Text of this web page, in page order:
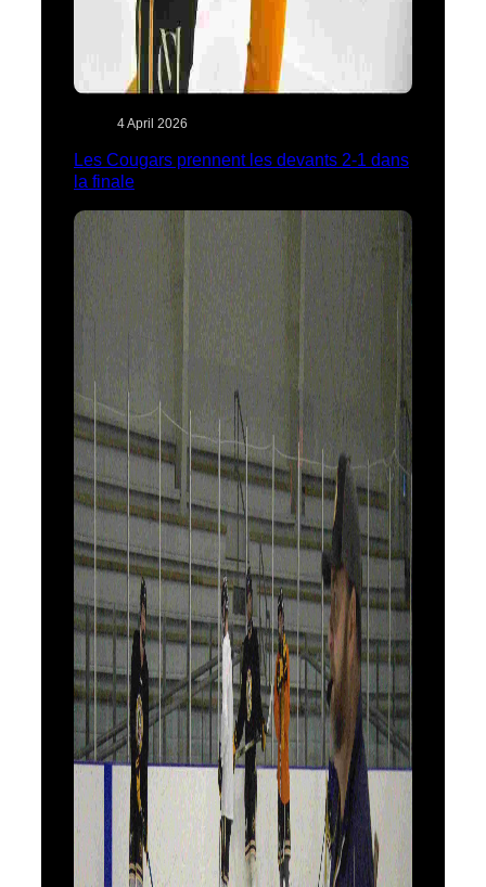
4 April 2026
Les Cougars prennent les devants 2-1 dans
la finale